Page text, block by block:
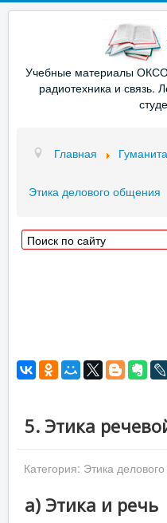
Учебные материалы ОКСО
радиотехника и связь.
Главная
Этика делового общения
5. Этика
Категория: Этика
а) Этика и речь